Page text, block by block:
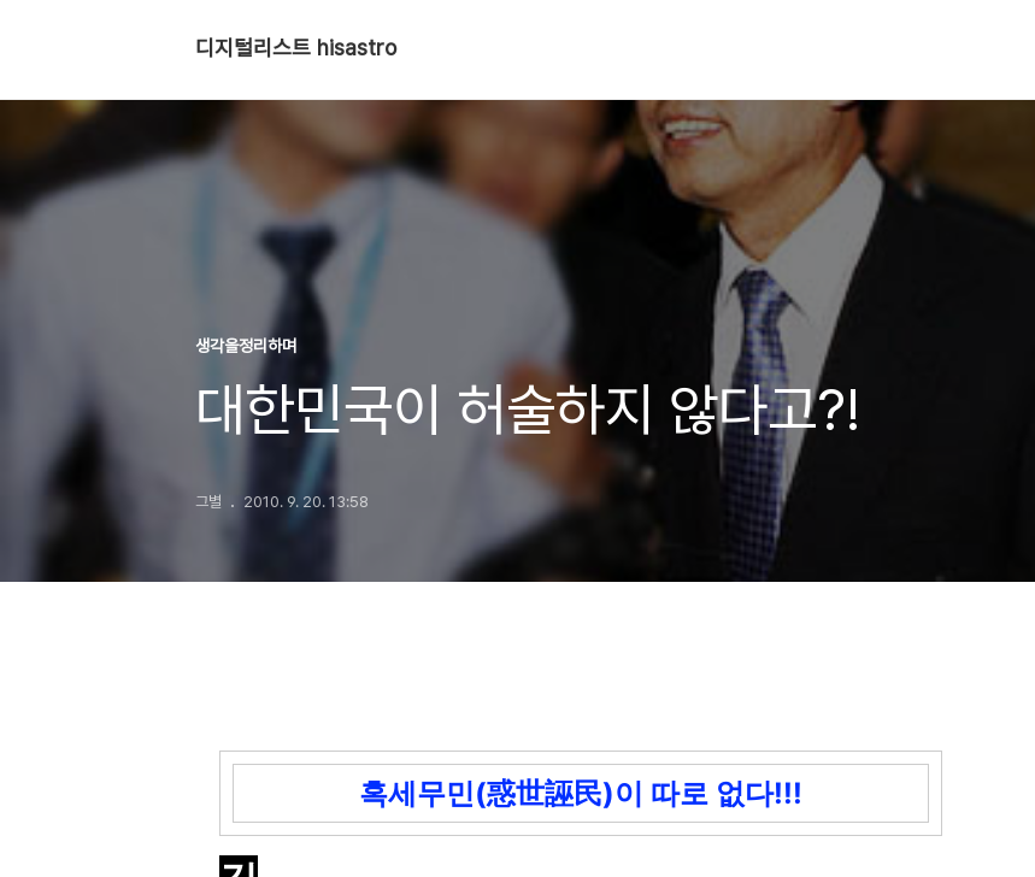
디지털리스트 hisastro
생각을정리하며
대한민국이 허술하지 않다고?!
그별 2010. 9. 20. 13:58
혹세무민(惑世誣民)이 따로 없다!!!